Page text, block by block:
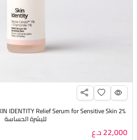
للبشرة الحساسة
22,000 د.ع